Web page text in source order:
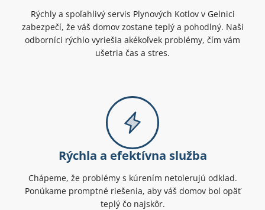
Rýchly a spoľahlivý servis Plynových Kotlov v Gelnici
zabezpečí, že váš domov zostane teplý a pohodlný. Naši
odborníci rýchlo vyriešia akékoľvek problémy, čím vám
ušetria čas a stres.
Rýchla a efektívna služba
Chápeme, že problémy s kúrením netolerujú odklad.
Ponúkame promptné riešenia, aby váš domov bol opäť
teplý čo najskôr.